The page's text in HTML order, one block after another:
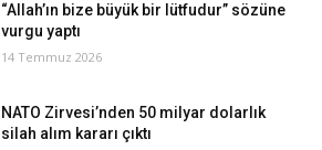
“Allah’ın bize büyük bir lütfudur” sözüne
vurgu yaptı
14 Temmuz 2026
NATO Zirvesi’nden 50 milyar dolarlık
silah alım kararı çıktı